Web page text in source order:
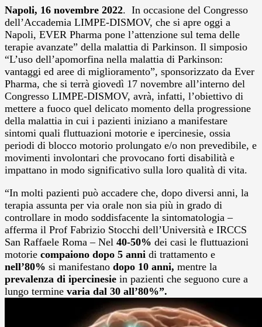
Napoli, 16 novembre 2022. In occasione del Congresso
dell’Accademia LIMPE-DISMOV, che si apre oggi a
Napoli, EVER Pharma pone l’attenzione sul tema delle
terapie avanzate” della malattia di Parkinson. Il simposio
“L’uso dell’apomorfina nella malattia di Parkinson:
vantaggi ed aree di miglioramento”, sponsorizzato da Ever
Pharma, che si terrà giovedì 17 novembre all’interno del
Congresso LIMPE-DISMOV, avrà, infatti, l’obiettivo di
mettere a fuoco quel delicato momento della progressione
della malattia in cui i pazienti iniziano a manifestare
sintomi quali fluttuazioni motorie e ipercinesie, ossia
periodi di blocco motorio prolungato e/o non prevedibile, e
movimenti involontari che provocano forti disabilità e
impattano in modo significativo sulla loro qualità di vita.
“In molti pazienti può accadere che, dopo diversi anni, la
terapia assunta per via orale non sia più in grado di
controllare in modo soddisfacente la sintomatologia –
afferma il Prof Fabrizio Stocchi dell’Università e IRCCS
San Raffaele Roma – Nel 40-50% dei casi le fluttuazioni
motorie compaiono dopo 5 anni di trattamento e
nell’80% si manifestano dopo 10 anni, mentre la
prevalenza di ipercinesie in pazienti che seguono cure a
lungo termine varia dal 30 all’80%”.